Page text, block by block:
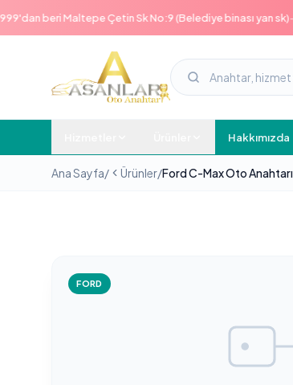
beri Maltepe Çetin Sk No:9 (Belediye binası yan sk)—
Hakkımızda
Ana Sayfa/ Ürünler/Ford C-Max Oto Anahtarı
FORD